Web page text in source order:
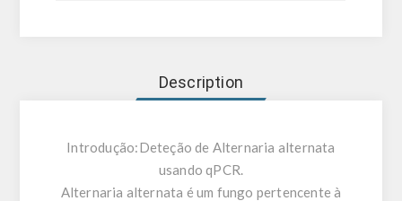
Description
Introdução:Deteção de Alternaria alternata
usando qPCR.
Alternaria alternata é um fungo pertencente à